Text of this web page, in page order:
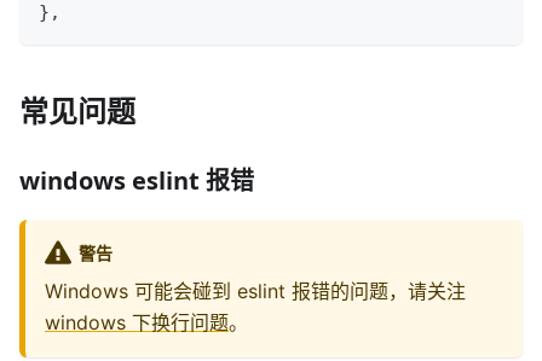
} ,
常见问题
windows eslint 报错
警告
Windows 可能会碰到 eslint 报错的问题，请关注
windows 下换行问题。